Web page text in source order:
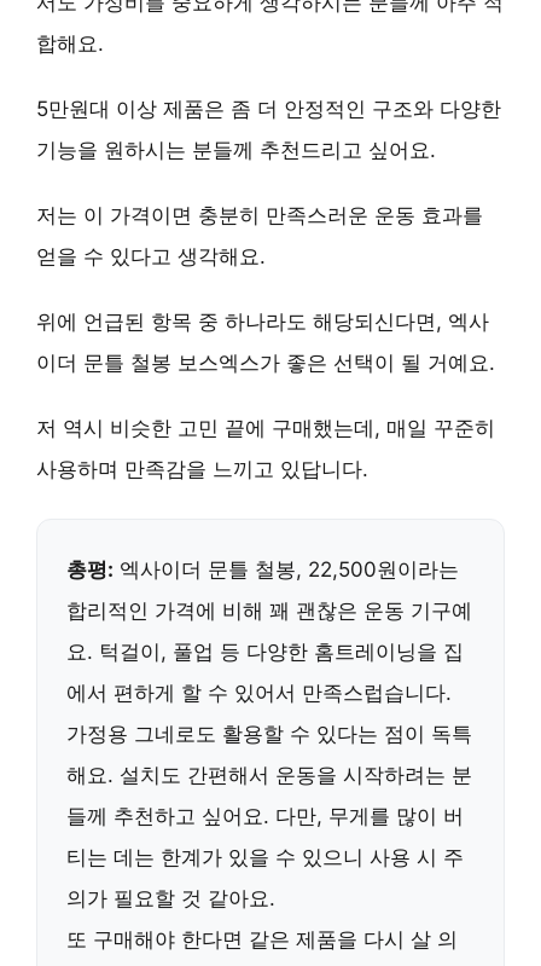
합해요.
5만원대 이상 제품은 좀 더 안정적인 구조와 다양한
기능을 원하시는 분들께 추천드리고 싶어요.
저는 이 가격이면 충분히 만족스러운 운동 효과를
얻을 수 있다고 생각해요.
위에 언급된 항목 중 하나라도 해당되신다면, 엑사
이더 문틀 철봉 보스엑스가 좋은 선택이 될 거예요.
저 역시 비슷한 고민 끝에 구매했는데, 매일 꾸준히
사용하며 만족감을 느끼고 있답니다.
총평: 엑사이더 문틀 철봉, 22,500원이라는
합리적인 가격에 비해 꽤 괜찮은 운동 기구예
요. 턱걸이, 풀업 등 다양한 홈트레이닝을 집
에서 편하게 할 수 있어서 만족스럽습니다.
가정용 그네로도 활용할 수 있다는 점이 독특
해요. 설치도 간편해서 운동을 시작하려는 분
들께 추천하고 싶어요. 다만, 무게를 많이 버
티는 데는 한계가 있을 수 있으니 사용 시 주
의가 필요할 것 같아요.
또 구매해야 한다면 같은 제품을 다시 살 의